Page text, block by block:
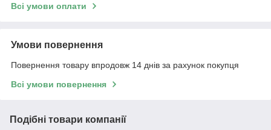
Всі умови оплати
Умови повернення
Повернення товару впродовж 14 днів за рахунок покупця
Всі умови повернення
Подібні товари компанії